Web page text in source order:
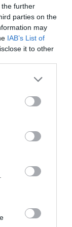
further
parties on the
may
IAB’s List of
it to other
2021 - 0 h 07 min
les parties